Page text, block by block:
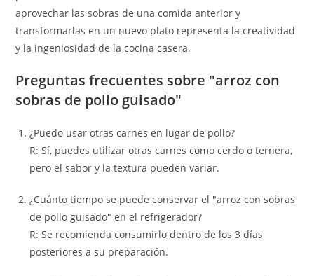
aprovechar las sobras de una comida anterior y
transformarlas en un nuevo plato representa la creatividad
y la ingeniosidad de la cocina casera.
Preguntas frecuentes sobre "arroz con
sobras de pollo guisado"
¿Puedo usar otras carnes en lugar de pollo?
R: Sí, puedes utilizar otras carnes como cerdo o ternera,
pero el sabor y la textura pueden variar.
¿Cuánto tiempo se puede conservar el "arroz con sobras
de pollo guisado" en el refrigerador?
R: Se recomienda consumirlo dentro de los 3 días
posteriores a su preparación.